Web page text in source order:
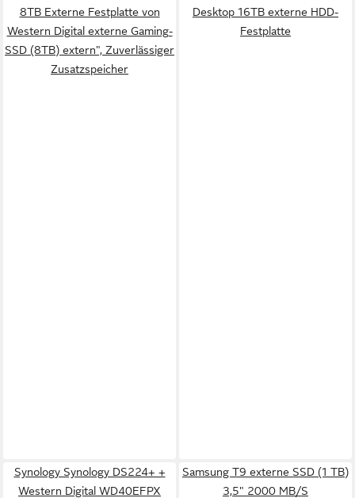
8TB Externe Festplatte von
Western Digital externe Gaming-
SSD (8TB) extern", Zuverlässiger
Zusatzspeicher
Desktop 16TB externe HDD-
Festplatte
Synology Synology DS224+ +
Western Digital WD40EFPX
Samsung T9 externe SSD (1 TB)
3,5" 2000 MB/S